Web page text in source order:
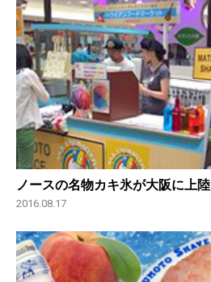
ノースの名物カキ氷が大阪に上陸
2016.08.17